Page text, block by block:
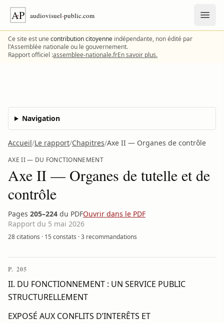
Aller au contenu
Ce site est unecontribution citoyenne indépendante, non édité par
l'Assemblée nationale ou le gouvernement.
Rapport officiel :assemblee-nationale.frEn savoir plus.
Navigation
Accueil/Le rapport/Chapitres/Axe II — Organes de contrôle
AXE II — DU FONCTIONNEMENT
Axe II — Organes de tutelle et de
contrôle
Pages 205–224 du PDFOuvrir dans le PDF
Rapport du 5 mai 2026
28 citations · 15 constats ·3 recommandations
P. 205
II. DU FONCTIONNEMENT : UN SERVICE PUBLIC
STRUCTURELLEMENT
EXPOSÉ AUX CONFLITS D’INTERÊTS ET